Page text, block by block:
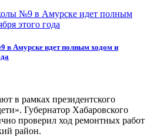
Амурске идет полным ходом и
в рамках президентского
Губернатор Хабаровского
проверил ход ремонтных работ
район.